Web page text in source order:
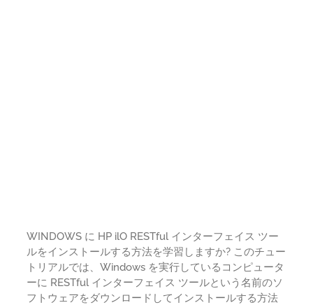
WINDOWS に HP ilO RESTful インターフェイス ツー
ルをインストールする方法を学習しますか? このチュー
トリアルでは、Windows を実行しているコンピュータ
ーに RESTful インターフェイス ツールという名前のソ
フトウェアをダウンロードしてインストールする方法